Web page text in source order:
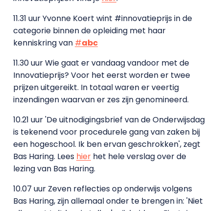
11.31 uur Yvonne Koert wint #innovatieprijs in de
categorie binnen de opleiding met haar
kenniskring van #abc
11.30 uur Wie gaat er vandaag vandoor met de
Innovatieprijs? Voor het eerst worden er twee
prijzen uitgereikt. In totaal waren er veertig
inzendingen waarvan er zes zijn genomineerd.
10.21 uur 'De uitnodigingsbrief van de Onderwijsdag
is tekenend voor procedurele gang van zaken bij
een hogeschool. Ik ben ervan geschrokken', zegt
Bas Haring. Lees hierhet hele verslag over de
lezing van Bas Haring.
10.07 uur Zeven reflecties op onderwijs volgens
Bas Haring, zijn allemaal onder te brengen in: 'Niet